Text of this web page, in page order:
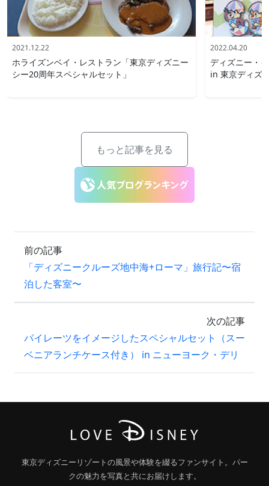
2021.12.22
ホライズンベイ・レストラン「東京ディズニー
シー20周年スペシャルセット」
2022.04.20
ディズニー・
in 東京ディズ
もっと記事を見る
前の記事
「ディズニークルーズ地中海+ローマ」旅行記〜宿
泊した客室〜
次の記事
パイレーツをイメージしたスペシャルセット（スー
ベニアランチケース付き） in ニューヨーク・デリ
東京ディズニーリゾートの風景や体験を綴るファンサイト。パー
クの魅力を写真と共にお届けします。